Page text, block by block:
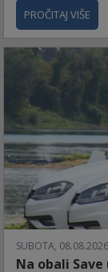
PROČITAJ VIŠE
SUBOTA,
Na obali